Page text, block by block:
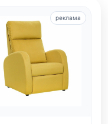
реклама